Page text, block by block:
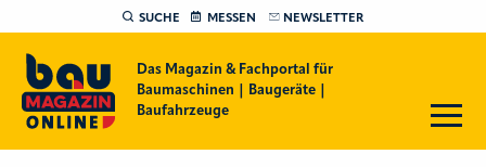
SUCHE MESSEN NEWSLETTER
Das Magazin & Fachportal für
Baumaschinen | Baugeräte |
Baufahrzeuge